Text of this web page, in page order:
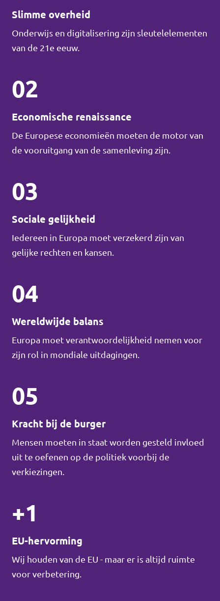
Slimme overheid
Onderwijs en digitalisering zijn sleutelelementen
van de 21e eeuw.
02
Economische renaissance
De Europese economieën moeten de motor van
de vooruitgang van de samenleving zijn.
03
Sociale gelijkheid
Iedereen in Europa moet verzekerd zijn van
gelijke rechten en kansen.
04
Wereldwijde balans
Europa moet verantwoordelijkheid nemen voor
zijn rol in mondiale uitdagingen.
05
Kracht bij de burger
Mensen moeten in staat worden gesteld invloed
uit te oefenen op de politiek voorbij de
verkiezingen.
+1
EU-hervorming
Wij houden van de EU - maar er is altijd ruimte
voor verbetering.